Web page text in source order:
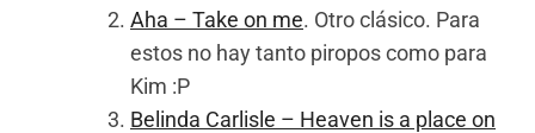
Aha – Take on me. Otro clásico. Para
estos no hay tanto piropos como para
Kim :P
Belinda Carlisle – Heaven is a place on